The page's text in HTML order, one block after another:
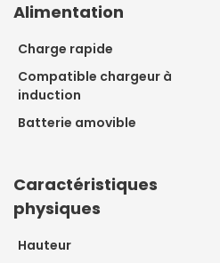
Alimentation
Charge rapide
Compatible chargeur à
induction
Batterie amovible
Caractéristiques
physiques
Hauteur